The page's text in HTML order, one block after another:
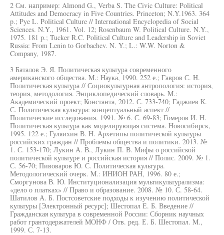
2 См. например: Almond G., Verba S. The Civic Culture: Political
Attitudes and Democracy in Five Countries. Princeton; N.Y.1963. 364
p.; Pye L. Political Culture // International Encyclopedia of Social
Sciences. N.Y., 1961. Vol. 12; Rosenbaum W. Political Culture. N.Y.,
1975. 181 p.; Tucker R.C. Political Culture and Leadership in Soviet
Russia: From Lenin to Gorbachev. N. Y.; L.: W.W. Norton &
Company, 1987.
3 Баталов Э. Я. Политическая культура современного
американского общества. M.: Наука, 1990. 252 е.; Гавров С. H.
Политическая культура // Социокультурная антропология: история,
теория, методология. Энциклопедический словарь. М.:
Академический проект; Константа, 2012. С. 733-740; Гаджиев К.
С. Политическая культура: концептуальный аспект //
Политические исследования. 1991. № 6. С. 69-83; Гомеров И. Н.
Политическая культура как моделирующая система. Новосибирск,
1995. 122 е.; Гуляихин В. Н. Архетипы политической культуры
российских граждан // Проблемы общества и политики. 2013. №
1. С. 153-170; Лукин А. В., Лукин П. В. Мифы о российской
политической культуре и российская история // Полис. 2009. № 1.
С. 56-70; Пивоваров Ю. С. Политическая культура.
Методологический очерк. M.: ИНИОН РАН, 1996. 80 е.;
Сморгунова В. Ю. Институционализация мультикультурализма:
«дело о платках» // Право и образование. 2008. № 10. С. 58-64.
Шатилов А. Б. Постсоветские подходы к изучению политической
культуры [Электронный ресурс]; Шестопал Е. Б. Введение //
Гражданская культура в современной России: Сборник научных
работ грантодержателей МОНФ / Отв. ред. Е. Б. Шестопал. M.,
1999. С. 7-13.